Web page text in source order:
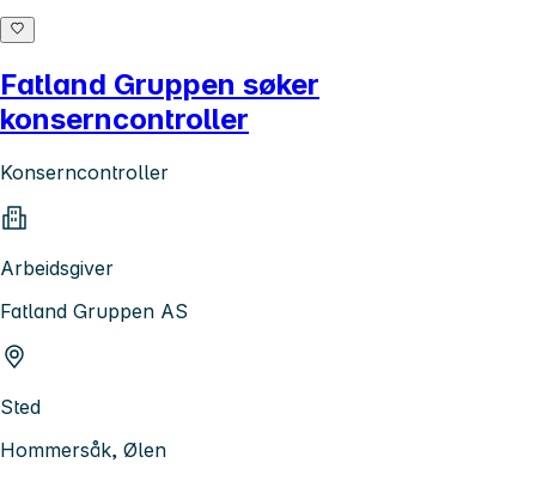
Fatland Gruppen søker
konserncontroller
Konserncontroller
Arbeidsgiver
Fatland Gruppen AS
Sted
Hommersåk, Ølen